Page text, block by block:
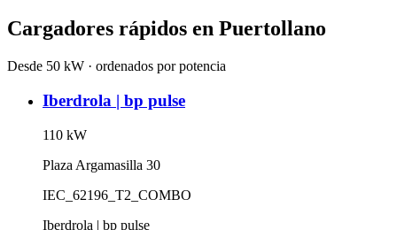
Cargadores rápidos en Puertollano
Desde 50 kW · ordenados por potencia
Iberdrola | bp pulse
110 kW
Plaza Argamasilla 30
IEC_62196_T2_COMBO
Iberdrola | bp pulse